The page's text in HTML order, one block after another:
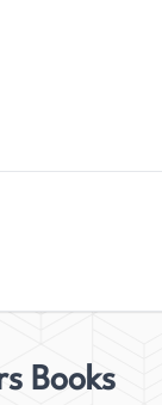
Books